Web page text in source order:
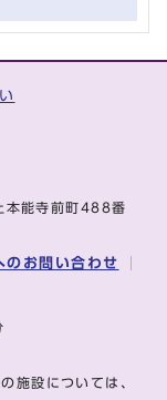
能寺前町488番
のお問い合わせ
施設については、